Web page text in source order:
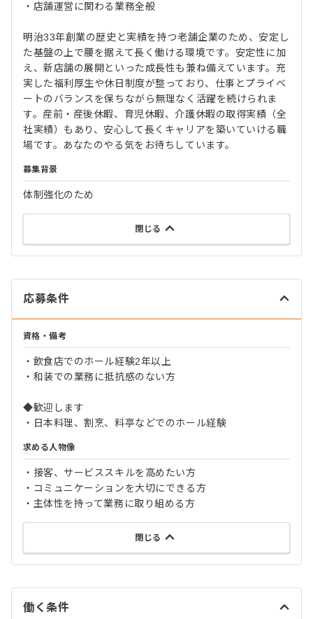
・店舗運営に関わる業務全般
明治33年創業の歴史と実績を持つ老舗企業のため、安定し
た基盤の上で腰を据えて長く働ける環境です。安定性に加
え、新店舗の展開といった成長性も兼ね備えています。充
実した福利厚生や休日制度が整っており、仕事とプライベ
ートのバランスを保ちながら無理なく活躍を続けられま
す。産前・産後休暇、育児休暇、介護休暇の取得実績（全
社実績）もあり、安心して長くキャリアを築いていける職
場です。あなたのやる気をお待ちしています。
募集背景
体制強化のため
閉じる
応募条件
資格・備考
・飲食店でのホール経験2年以上
・和装での業務に抵抗感のない方
◆歓迎します
・日本料理、割烹、料亭などでのホール経験
求める人物像
・接客、サービススキルを高めたい方
・コミュニケーションを大切にできる方
・主体性を持って業務に取り組める方
閉じる
働く条件